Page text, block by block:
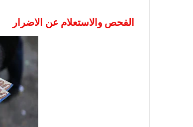
الفحص والاستعلام عن الاضرار